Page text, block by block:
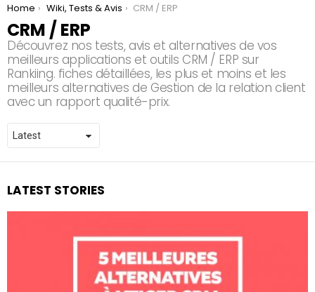
You are here:
Home Wiki, Tests & Avis CRM / ERP
CRM / ERP
Découvrez nos tests, avis et alternatives de vos
meilleurs applications et outils CRM / ERP sur
Rankiing. fiches détaillées, les plus et moins et les
meilleurs alternatives de Gestion de la relation client
avec un rapport qualité-prix.
LATEST STORIES